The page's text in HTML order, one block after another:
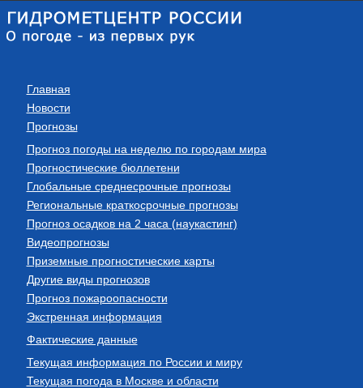
Главная
Новости
Прогнозы
Прогноз погоды на неделю по городам мира
Прогностические бюллетени
Глобальные среднесрочные прогнозы
Региональные краткосрочные прогнозы
Прогноз осадков на 2 часа (наукастинг)
Видеопрогнозы
Приземные прогностические карты
Другие виды прогнозов
Прогноз пожароопасности
Экстренная информация
Фактические данные
Текущая информация по России и миру
Текущая погода в Москве и области